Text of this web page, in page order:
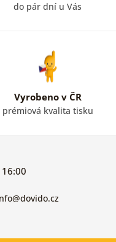
do pár dní u Vás
Vyrobeno v ČR
prémiová kvalita tisku